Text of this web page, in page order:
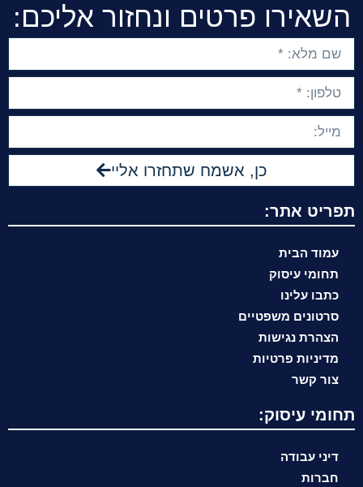
השאירו פרטים ונחזור אליכם:
כן, אשמח שתחזרו אליי
תפריט אתר:
עמוד הבית
תחומי עיסוק
כתבו עלינו
סרטונים משפטיים
הצהרת נגישות
מדיניות פרטיות
צור קשר
תחומי עיסוק:
דיני עבודה
חברות